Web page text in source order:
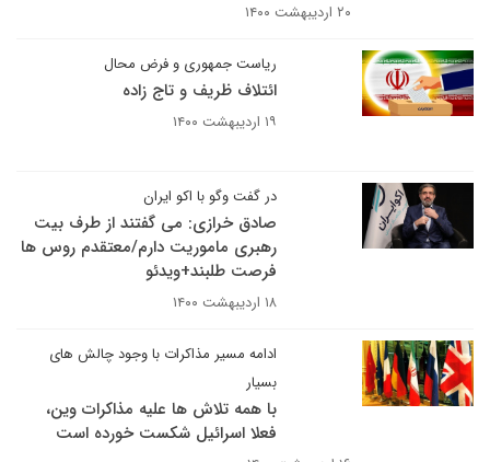
۲۰ اردیبهشت ۱۴۰۰
ریاست جمهوری و فرض محال
ائتلاف ظریف و تاج زاده
۱۹ اردیبهشت ۱۴۰۰
در گفت وگو با اکو ایران
صادق خرازی: می گفتند از طرف بیت
رهبری ماموریت دارم/معتقدم روس ها
فرصت طلبند+ویدئو
۱۸ اردیبهشت ۱۴۰۰
ادامه مسیر مذاکرات با وجود چالش های
بسیار
با همه تلاش ها علیه مذاکرات وین،
فعلا اسرائیل شکست خورده است